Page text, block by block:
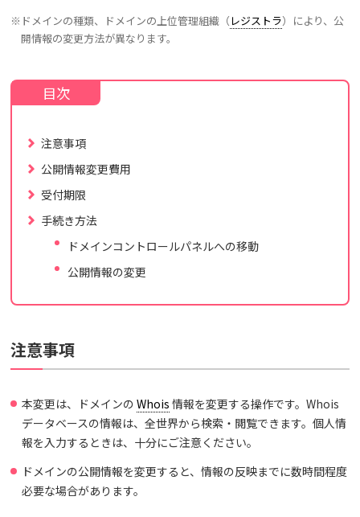
※ドメインの種類、ドメインの上位管理組織（ レジストラ）により、公
開情報の変更方法が異なります。
注意事項
公開情報変更費用
受付期限
手続き方法
ドメインコントロールパネルへの移動
公開情報の変更
注意事項
本変更は、ドメインのWhois 情報を変更する操作です。Whois
データベースの情報は、全世界から検索・閲覧できます。個人情
報を入力するときは、十分にご注意ください。
ドメインの公開情報を変更すると、情報の反映までに数時間程度
必要な場合があります。